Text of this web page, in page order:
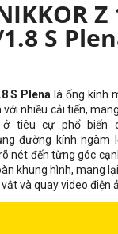
Z
S
S Plena là ống kính
nhiều cải tiến,
tiêu cự phổ biến
đường kính ngàm
nét đến từng góc
khung hình, mang
và quay video điện